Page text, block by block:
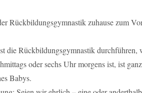
Rückbildungsgymnastik zuhause zum
die Rückbildungsgymnastik durchführen,
oder sechs Uhr morgens ist, ist
Babys.